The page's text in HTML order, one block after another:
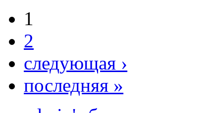
1
2
следующая ›
последняя »